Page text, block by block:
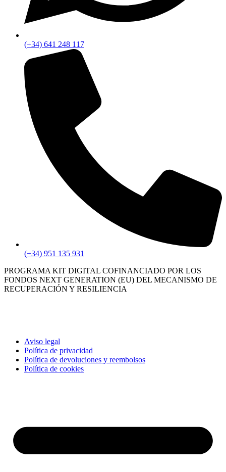
(+34) 641 248 117
(+34) 951 135 931
PROGRAMA KIT DIGITAL COFINANCIADO POR LOS
FONDOS NEXT GENERATION (EU) DEL MECANISMO DE
RECUPERACIÓN Y RESILIENCIA
Aviso legal
Política de privacidad
Política de devoluciones y reembolsos
Política de cookies